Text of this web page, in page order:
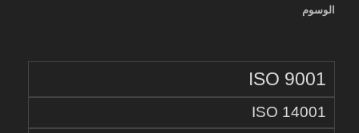
الوسوم
ISO 9001
ISO 14001